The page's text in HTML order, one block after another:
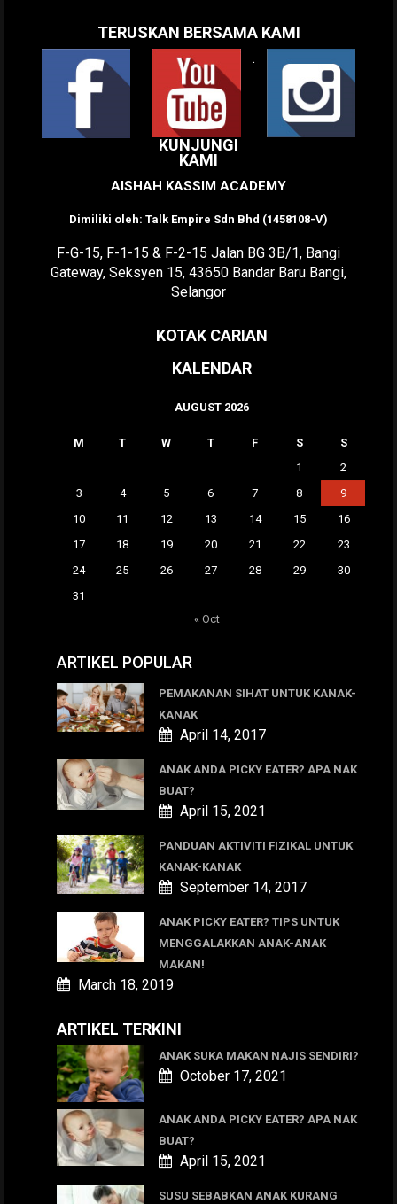
TERUSKAN BERSAMA KAMI
.
KUNJUNGI
KAMI
AISHAH KASSIM ACADEMY
Dimiliki oleh: Talk Empire Sdn Bhd (1458108-V)
F-G-15, F-1-15 & F-2-15 Jalan BG 3B/1, Bangi
Gateway, Seksyen 15, 43650 Bandar Baru Bangi,
Selangor
KOTAK CARIAN
KALENDAR
AUGUST 2026
M T W T F S
S
1
2
3
4 5 6 7 8
9
10
11 12 13 14 15
16
17
18 19 20 21 22
23
24
25 26 27 28 29
30
31
« Oct
ARTIKEL POPULAR
PEMAKANAN SIHAT UNTUK KANAK-
KANAK
April 14, 2017
ANAK ANDA PICKY EATER? APA NAK
BUAT?
April 15, 2021
PANDUAN AKTIVITI FIZIKAL UNTUK
KANAK-KANAK
September 14, 2017
ANAK PICKY EATER? TIPS UNTUK
MENGGALAKKAN ANAK-ANAK
MAKAN!
March 18, 2019
ARTIKEL TERKINI
ANAK SUKA MAKAN NAJIS SENDIRI?
October 17, 2021
ANAK ANDA PICKY EATER? APA NAK
BUAT?
April 15, 2021
SUSU SEBABKAN ANAK KURANG